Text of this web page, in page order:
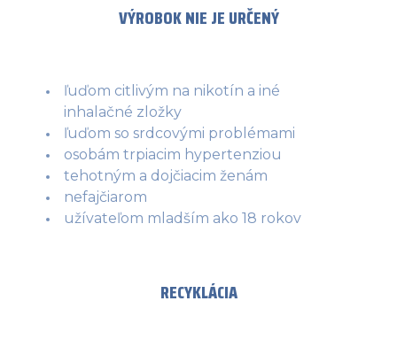
VÝROBOK NIE JE URČENÝ
ľuďom citlivým na nikotín a iné
inhalačné zložky
ľuďom so srdcovými problémami
osobám trpiacim hypertenziou
tehotným a dojčiacim ženám
nefajčiarom
užívateľom mladším ako 18 rokov
RECYKLÁCIA